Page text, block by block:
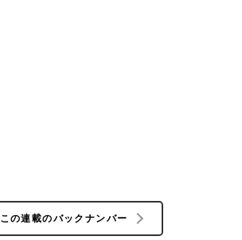
この連載のバックナンバー